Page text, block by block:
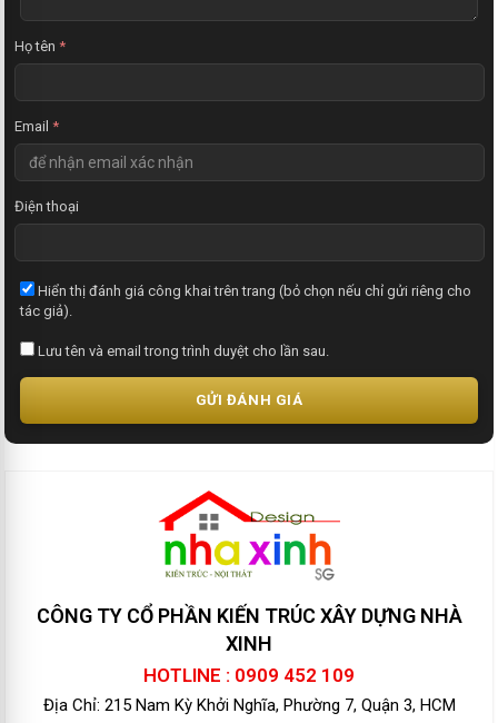
Họ tên *
Email *
Điện thoại
Hiển thị đánh giá công khai trên trang (bỏ chọn nếu chỉ gửi riêng cho
tác giả).
Lưu tên và email trong trình duyệt cho lần sau.
GỬI ĐÁNH GIÁ
CÔNG TY CỔ PHẦN KIẾN TRÚC XÂY DỰNG NHÀ
XINH
HOTLINE : 0909 452 109
Địa Chỉ: 215 Nam Kỳ Khởi Nghĩa, Phường 7, Quận 3, HCM